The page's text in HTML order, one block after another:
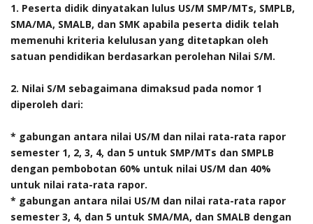
1. Peserta didik dinyatakan lulus US/M SMP/MTs, SMPLB,
SMA/MA, SMALB, dan SMK apabila peserta didik telah
memenuhi kriteria kelulusan yang ditetapkan oleh
satuan pendidikan berdasarkan perolehan Nilai S/M.
2. Nilai S/M sebagaimana dimaksud pada nomor 1
diperoleh dari:
* gabungan antara nilai US/M dan nilai rata-rata rapor
semester 1, 2, 3, 4, dan 5 untuk SMP/MTs dan SMPLB
dengan pembobotan 60% untuk nilai US/M dan 40%
untuk nilai rata-rata rapor.
* gabungan antara nilai US/M dan nilai rata-rata rapor
semester 3, 4, dan 5 untuk SMA/MA, dan SMALB dengan